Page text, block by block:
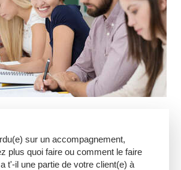
sur un accompagnement,
plus quoi faire ou comment le faire
t'-il une partie de votre client(e) à